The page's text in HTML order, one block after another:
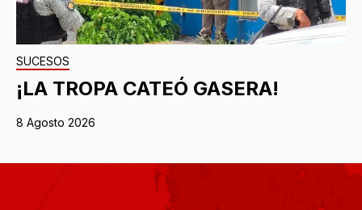
SUCESOS
¡LA TROPA CATEÓ GASERA!
8 Agosto 2026